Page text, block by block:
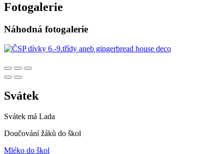
Fotogalerie
Náhodná fotogalerie
Svátek
Svátek má Lada
Doučování žáků do škol
Mléko do škol